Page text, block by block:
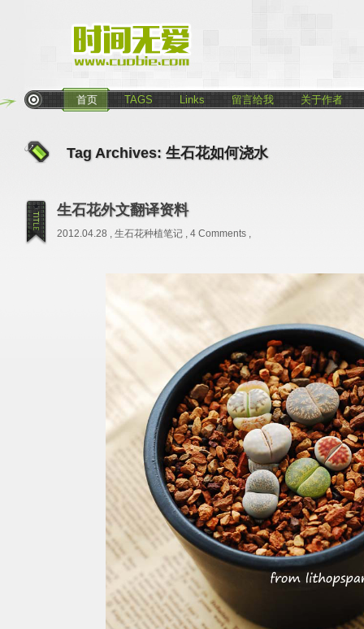
首页 TAGS Links 留言给我 关于作者
Tag Archives: 生石花如何浇水
生石花外文翻译资料
2012.04.28 , 生石花种植笔记 , 4 Comments ,